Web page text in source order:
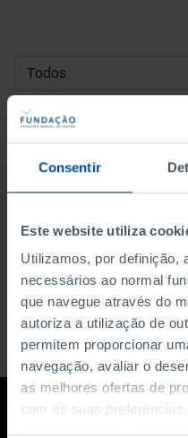
Consentir
Este website utiliza
Utilizamos, por definição,
necessários ao normal
que navegue através do
autoriza a utilização de
permitem proporcionar
navegação, avaliar o
as melhores ofertas de
com as suas
DATA DE INÍCIO
DATA DE FIM